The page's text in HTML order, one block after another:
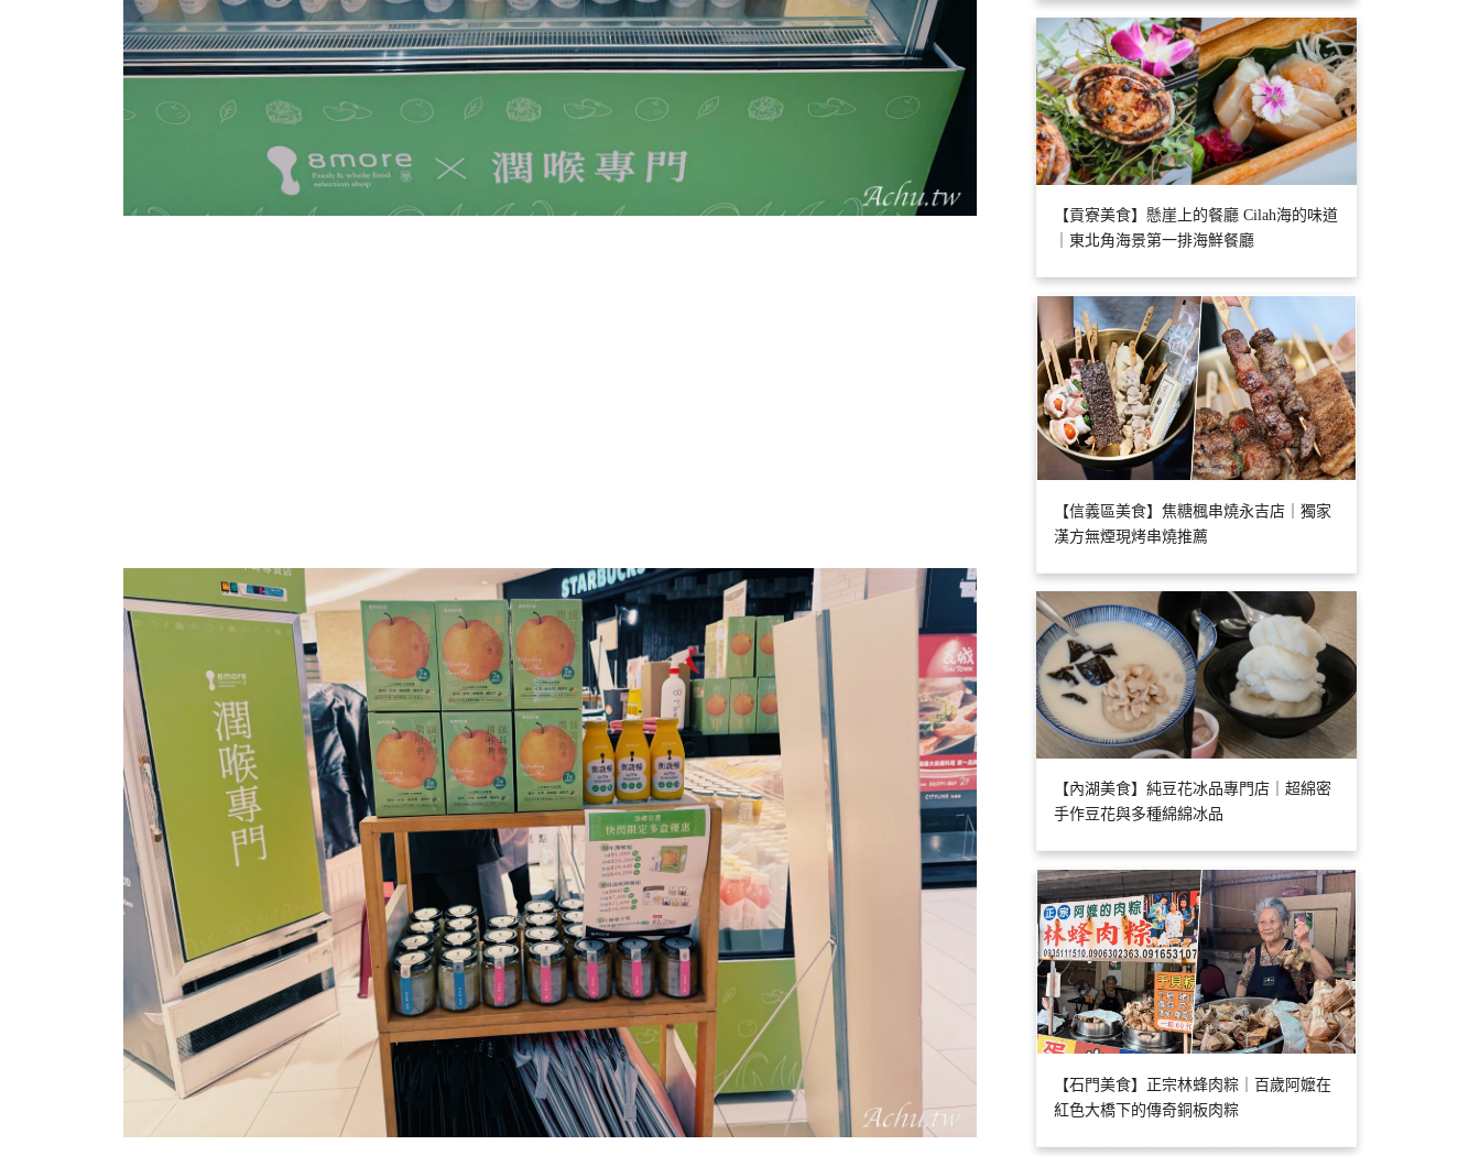
【貢寮美食】懸崖上的餐廳 Cilah海的味道
｜東北角海景第一排海鮮餐廳
【信義區美食】焦糖楓串燒永吉店｜獨家
漢方無煙現烤串燒推薦
【內湖美食】純豆花冰品專門店｜超綿密
手作豆花與多種綿綿冰品
【石門美食】正宗林蜂肉粽｜百歲阿嬤在
紅色大橋下的傳奇銅板肉粽